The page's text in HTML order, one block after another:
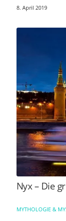
8. April 2019
Nyx – Die
MYTHOLOGIE &